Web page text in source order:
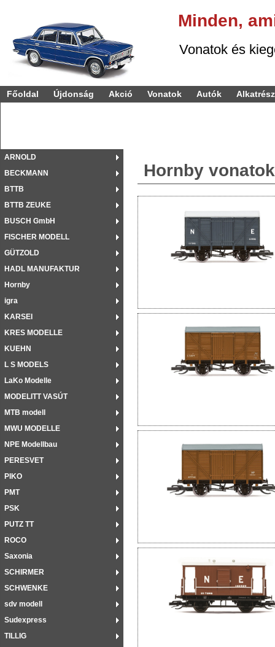
Minden,
Vonatok és
Főoldal Újdonság Akció Vonatok Autók
ARNOLD
BECKMANN
BTTB
BTTB ZEUKE
BUSCH GmbH
FISCHER MODELL
GÜTZOLD
HADL MANUFAKTUR
Hornby
igra
KARSEI
KRES MODELLE
KUEHN
L S MODELS
LaKo Modelle
MODELITT VASÚT
MTB modell
MWU MODELLE
NPE Modellbau
PERESVET
PIKO
PMT
PSK
PUTZ TT
ROCO
Saxonia
SCHIRMER
SCHWENKE
sdv modell
Sudexpress
TILLIG
Hornby vonatok